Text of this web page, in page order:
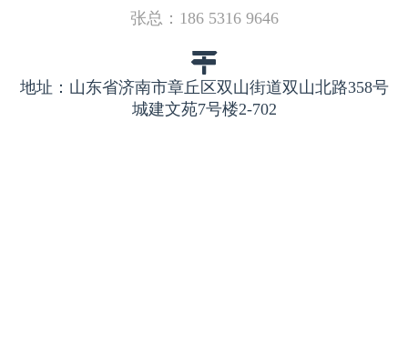
张总：186 5316 9646

地址：山东省济南市章丘区双山街道双山北路358号
城建文苑7号楼2-702